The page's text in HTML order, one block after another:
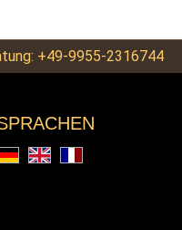
+49-9955-2316744
Deutsch
EnglishFrançais